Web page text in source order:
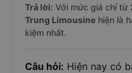
Trả lời: Với mức giá chỉ từ
Trung Limousine hiện là
kiệm nhất.
Câu hỏi: Hiện nay có